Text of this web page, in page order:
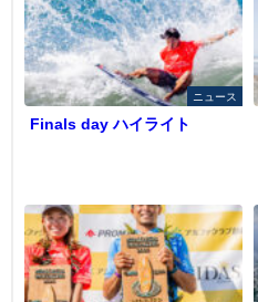
ニュース
Finals day ハイライト